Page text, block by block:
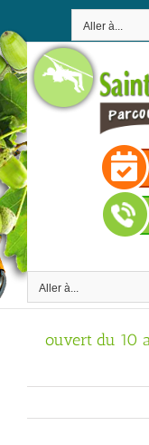
contenu
Aller à...
Aller à...
ouvert du 10